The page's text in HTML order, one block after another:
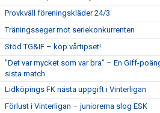
Provkväll föreningskläder 24/3
Träningsseger mot seriekonkurrenten
Stöd TG&IF – köp vårtipset!
”Det var mycket som var bra” – En Giff-
sista match
Lidköpings FK nästa uppgift i Vinterligan
Förlust i Vinterligan – juniorerna slog ESK